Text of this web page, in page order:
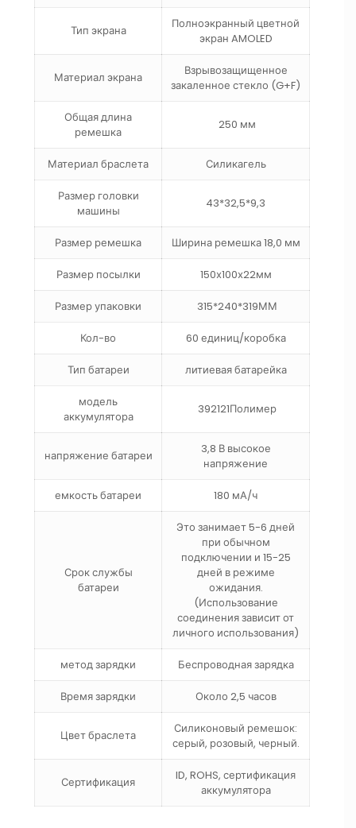
Тип экрана
Полноэкранный цветной
экран AMOLED
Материал экрана
Взрывозащищенное
закаленное стекло (G+F)
Общая длина
ремешка
250 мм
Материал браслета Силикагель
Размер головки
машины
43*32,5*9,3
Размер ремешка Ширина ремешка 18,0 мм
Размер посылки 150х100х22мм
Размер упаковки 315*240*319ММ
Кол-во 60 единиц/коробка
Тип батареи литиевая батарейка
модель
аккумулятора
392121Полимер
напряжение батареи
3,8 В высокое
напряжение
емкость батареи 180 мА/ч
Срок службы
батареи
Это занимает 5-6 дней
при обычном
подключении и 15-25
дней в режиме
ожидания.
(Использование
соединения зависит от
личного использования)
метод зарядки Беспроводная зарядка
Время зарядки Около 2,5 часов
Цвет браслета
Силиконовый ремешок:
серый, розовый, черный.
Сертификация
ID, ROHS, сертификация
аккумулятора